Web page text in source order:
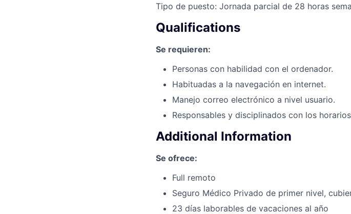
Tipo de puesto: Jornada parcial de 28 horas
Qualifications
Se requieren:
Personas con habilidad con el ordenador.
Habituadas a la navegación en internet.
Manejo correo electrónico a nivel usuario.
Responsables y disciplinados con los
Additional Information
Se ofrece:
Full remoto
Seguro Médico Privado de primer nivel,
23 días laborables de vacaciones al año